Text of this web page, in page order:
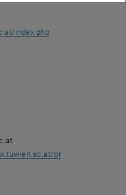
index.php
pr